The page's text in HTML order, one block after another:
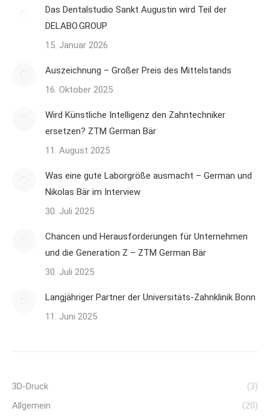
Das Dentalstudio Sankt Augustin wird Teil der
DELABO.GROUP
15. Januar 2026
Auszeichnung – Großer Preis des Mittelstands
16. Oktober 2025
Wird Künstliche Intelligenz den Zahntechniker
ersetzen? ZTM German Bär
11. August 2025
Was eine gute Laborgröße ausmacht – German und
Nikolas Bär im Interview
30. Juli 2025
Chancen und Herausforderungen für Unternehmen
und die Generation Z – ZTM German Bär
30. Juli 2025
Langjähriger Partner der Universitäts-Zahnklinik Bonn
11. Juni 2025
3D-Druck
(3)
Allgemein
(20)